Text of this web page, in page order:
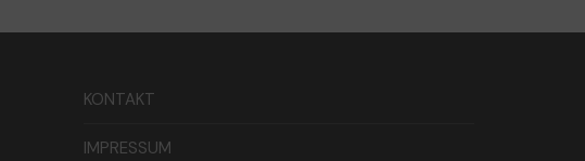
KONTAKT
IMPRESSUM